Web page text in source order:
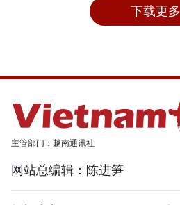
下载更多
主管部门：越南通讯社
网站总编辑：陈进笋